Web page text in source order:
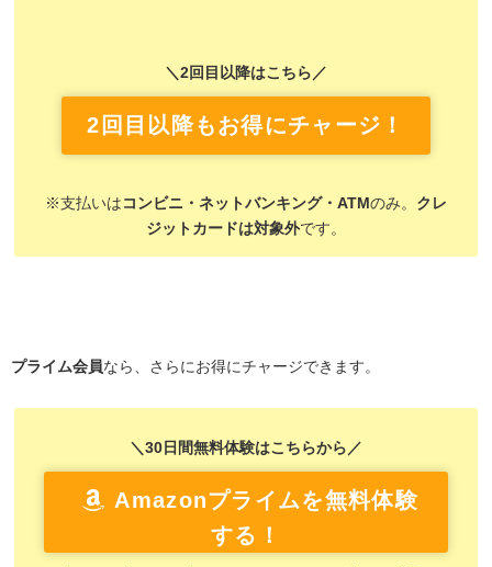
＼2回目以降はこちら／
2回目以降もお得にチャージ！
※支払いは コンビニ・ネットバンキング・ATMのみ。 クレ
ジットカードは対象外です。
プライム会員なら、さらにお得にチャージできます。
＼30日間無料体験はこちらから／
Amazonプライムを無料体験
する！